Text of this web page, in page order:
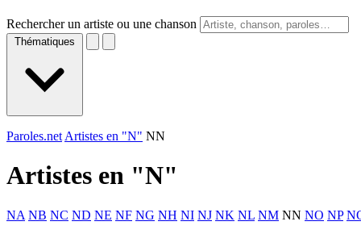
Rechercher un artiste ou une chanson
Thématiques
Paroles.net Artistes en "N" NN
Artistes en "N"
NA NB NC ND NE NF NG NH NI NJ NK NL NM NN NO NP